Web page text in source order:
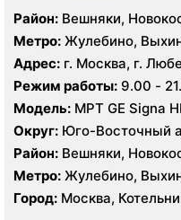
Район: Вешняки,
Кузьминки
Метро: Жулебино,
Лермонтовский
проспект, Косино,
Дмитриевского, Юго-
Адрес: г. Москва, г.
11Б
Режим работы: 9.00 -
Модель: МРТ GE Signa
среза, УЗИ GE Logiq 7
Округ: Юго-Восточный
Район: Вешняки,
Кузьминки
Метро: Жулебино,
Лермонтовский
проспект, Косино,
Город: Москва,